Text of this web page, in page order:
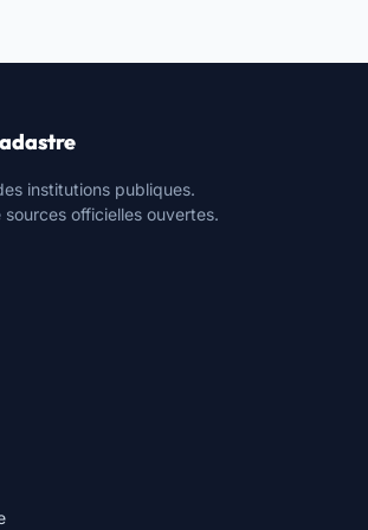
institutions publiques.
sources officielles ouvertes.